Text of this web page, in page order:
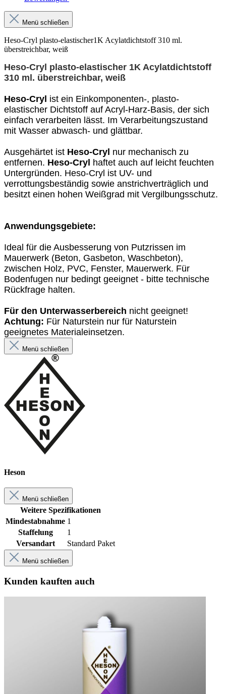
Menü schließen
Heso-Cryl plasto-elastischer1K Acylatdichtstoff 310 ml.
überstreichbar, weiß
Heso-Cryl plasto-elastischer 1K Acylatdichtstoff
310 ml. überstreichbar, weiß
Heso-Cryl ist ein Einkomponenten-, plasto-
elastischer Dichtstoff auf Acryl-Harz-Basis, der sich
einfach verarbeiten lässt. Im Verarbeitungszustand
mit Wasser abwasch- und glättbar.
Ausgehärtet ist Heso-Cryl nur mechanisch zu
entfernen. Heso-Cryl haftet auch auf leicht feuchten
Untergründen. Heso-Cryl ist UV- und
verrottungsbeständig sowie anstrichverträglich und
besitzt einen hohen Weißgrad mit Vergilbungsschutz.
Anwendungsgebiete:
Ideal für die Ausbesserung von Putzrissen im
Mauerwerk (Beton, Gasbeton, Waschbeton),
zwischen Holz, PVC, Fenster, Mauerwerk. Für
Bodenfugen nur bedingt geeignet - bitte technische
Rückfrage halten.
Für den Unterwasserbereich nicht geeignet!
Achtung: Für Naturstein nur für Naturstein
geeignetes Materialeinsetzen.
Menü schließen
Heson
Menü schließen
Weitere Spezifikationen
Mindestabnahme 1
Staffelung
1
Versandart
Standard Paket
Menü schließen
Kunden kauften auch